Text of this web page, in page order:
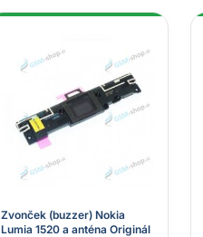
Zvonček (buzzer) Nokia
Lumia 1520 a anténa Originál